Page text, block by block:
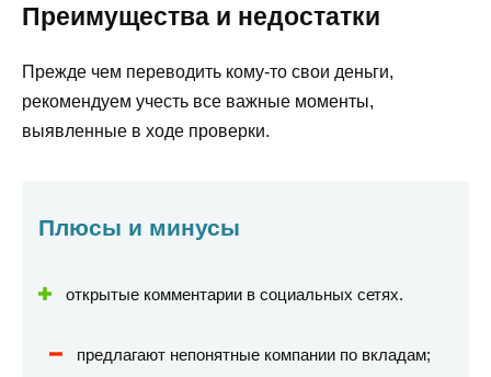
Преимущества и недостатки
Прежде чем переводить кому-то свои деньги,
рекомендуем учесть все важные моменты,
выявленные в ходе проверки.
Плюсы и минусы
открытые комментарии в социальных сетях.
предлагают непонятные компании по вкладам;